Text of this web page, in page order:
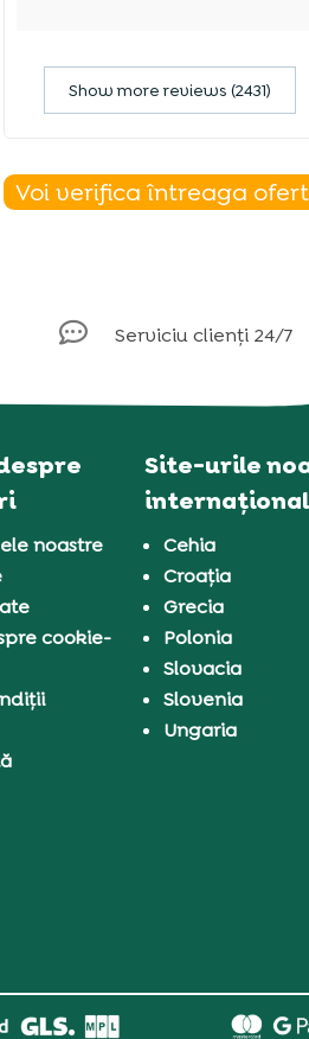
Show more reviews (2431)
Voi verifica întreaga
 Serviciu clienți 24/7
noastre
cookie-
Site-urile
Cehia
Croația
Grecia
Polonia
Slovacia
Slovenia
Ungaria